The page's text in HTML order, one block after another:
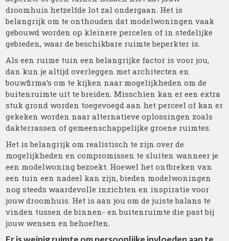
droomhuis hetzelfde lot zal ondergaan. Het is
belangrijk om te onthouden dat modelwoningen vaak
gebouwd worden op kleinere percelen of in stedelijke
gebieden, waar de beschikbare ruimte beperkter is.
Als een ruime tuin een belangrijke factor is voor jou,
dan kun je altijd overleggen met architecten en
bouwfirma’s om te kijken naar mogelijkheden om de
buitenruimte uit te breiden. Misschien kan er een extra
stuk grond worden toegevoegd aan het perceel of kan er
gekeken worden naar alternatieve oplossingen zoals
dakterrassen of gemeenschappelijke groene ruimtes.
Het is belangrijk om realistisch te zijn over de
mogelijkheden en compromissen te sluiten wanneer je
een modelwoning bezoekt. Hoewel het ontbreken van
een tuin een nadeel kan zijn, bieden modelwoningen
nog steeds waardevolle inzichten en inspiratie voor
jouw droomhuis. Het is aan jou om de juiste balans te
vinden tussen de binnen- en buitenruimte die past bij
jouw wensen en behoeften.